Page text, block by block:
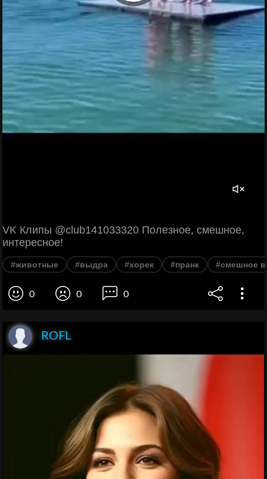
VK Клипы @club141033320 Полезное, смешное,
интересное!
#животные #выдра #хорек #пранк #смешное
0 0 0
ROFL